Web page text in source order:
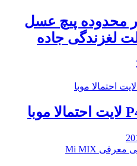
محدوده پیچ عسل
لغزندگی جاده